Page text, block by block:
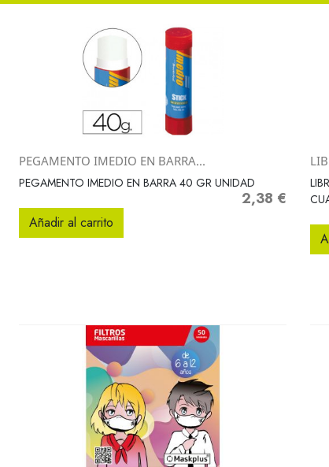
Vista rápida
PEGAMENTO IMEDIO EN BARRA...
PEGAMENTO IMEDIO EN BARRA 40 GR UNIDAD
Precio
2,38 €
Añadir al carrito